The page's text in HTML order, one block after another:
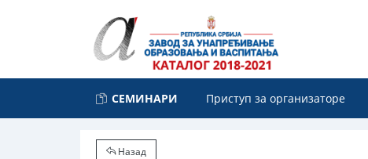
СЕМИНАРИ Приступ за организаторе
Назад